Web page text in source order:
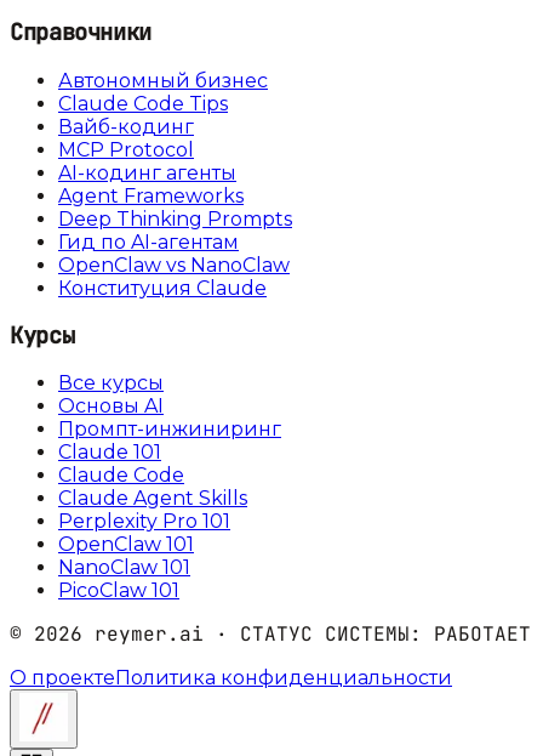
Справочники
Автономный бизнес
Claude Code Tips
Вайб-кодинг
MCP Protocol
AI-кодинг агенты
Agent Frameworks
Deep Thinking Prompts
Гид по AI-агентам
OpenClaw vs NanoClaw
Конституция Claude
Курсы
Все курсы
Основы AI
Промпт-инжиниринг
Claude 101
Claude Code
Claude Agent Skills
Perplexity Pro 101
OpenClaw 101
NanoClaw 101
PicoClaw 101
© 2026 reymer.ai · СТАТУС СИСТЕМЫ: РАБОТАЕТ
О проекте Политика конфиденциальности